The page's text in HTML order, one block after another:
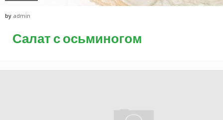
byadmin
Салат с осьминогом